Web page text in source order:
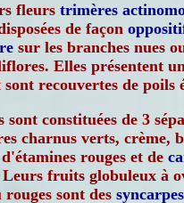
fleurs trimères
de façon
sur les branches nues
Elles présentent
sont recouvertes de poils
sont constituées de 3
charnus verts, crème,
rouges et de
fruits globuleux à
rouges sont des syncarpes